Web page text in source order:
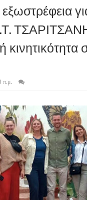
κινητικότητα
π.μ.